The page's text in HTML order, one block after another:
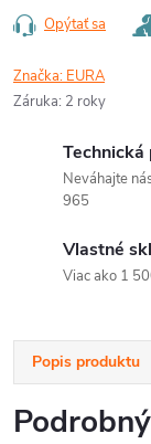
Opýtať sa
Značka: EURA
Záruka: 2 roky
Neváhajte
965
Vlastné
Viac ako 1
Popis produktu